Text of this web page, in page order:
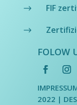
$ FIF
$
FOLOW
2022 |